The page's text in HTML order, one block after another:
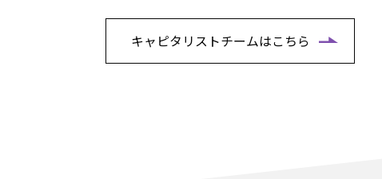
キャピタリストチームはこちら